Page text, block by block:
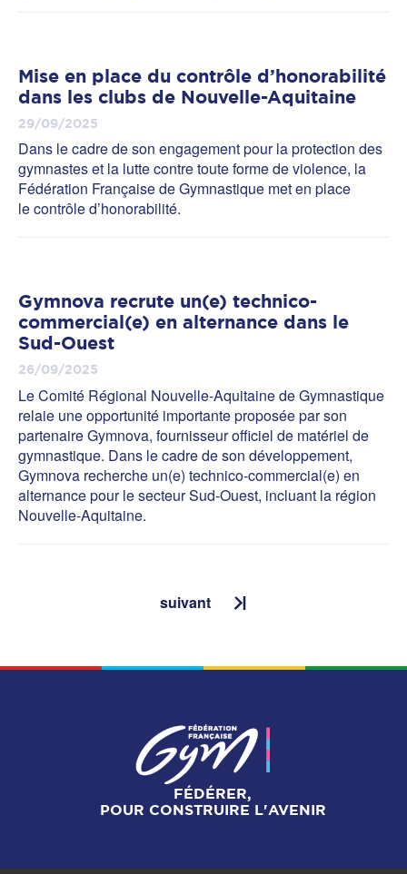
Mise en place du contrôle d’honorabilité
dans les clubs de Nouvelle-Aquitaine
29/09/2025
Dans le cadre de son engagement pour la protection des
gymnastes et la lutte contre toute forme de violence, la
Fédération Française de Gymnastique met en place
le contrôle d’honorabilité.
Gymnova recrute un(e) technico-
commercial(e) en alternance dans le
Sud-Ouest
26/09/2025
Le Comité Régional Nouvelle-Aquitaine de Gymnastique
relaie une opportunité importante proposée par son
partenaire Gymnova, fournisseur officiel de matériel de
gymnastique. Dans le cadre de son développement,
Gymnova recherche un(e) technico-commercial(e) en
alternance pour le secteur Sud-Ouest, incluant la région
Nouvelle-Aquitaine.
suivant
FÉDÉRER,
POUR CONSTRUIRE L'AVENIR